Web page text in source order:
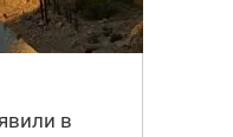
в